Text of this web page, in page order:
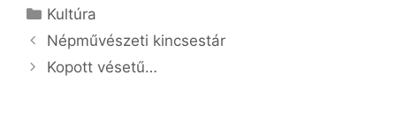
Kategória
Kultúra
Népművészeti kincsestár
Kopott vésetű…